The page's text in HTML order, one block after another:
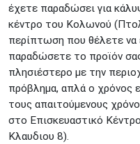
έχετε παραδώσει για
κέντρο του Κολωνού
περίπτωση που θέλετε να
παραδώσετε το προϊόν
πλησιέστερο με την
πρόβλημα, απλά ο χρόνος
τους απαιτούμενους
στο Επισκευαστικό
Κλαυδιου 8).